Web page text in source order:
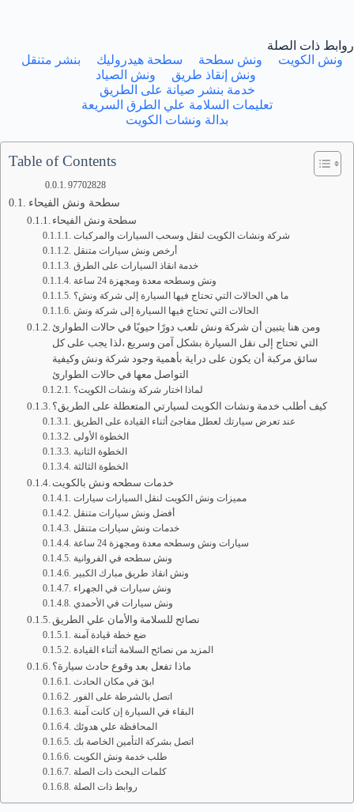
روابط ذات الصلة
ونش الكويت
ونش سطحة سطحة هيدروليك
بنشر متنقل
ونش إنقاذ طريق
ونش الصياد
خدمة بنشر صيانة على الطريق
تعليمات السلامة علي الطرق السريعة
بدالة ونشات الكويت
Table of Contents
97702828
سطحة ونش الفيحاء
سطحة ونش الفيحاء
شركة ونشات الكويت لنقل وسحب السيارات والمركبات
أرخص ونش سيارات متنقل
خدمة انقاذ السيارات على الطرق
ونش وسطحه معدة ومجهزة 24 ساعة
ما هي الحالات التي تحتاج فيها السيارة إلى شركة ونش؟
الحالات التي تحتاج فيها السيارة إلى شركة ونش
ومن هنا يتبين أن شركة ونش تلعب دورًا حيويًا في حالات الطوارئ
التي تحتاج إلى نقل السيارة بشكل آمن وسريع ،لذا يجب على كل
سائق مركبة أن يكون على دراية بأهمية وجود شركة ونش وكيفية
التواصل معها في حالات الطوارئ
لماذا اختار شركة ونشات الكويت؟
كيف أطلب خدمة ونشات الكويت لسيارتي المتعطلة على الطريق؟
عند تعرض سيارتك لعطل مفاجئ أثناء القيادة على الطريق
الخطوة الأولى
الخطوة الثانية
الخطوة الثالثة
خدمات سطحه ونش بالكويت
مميزات ونش الكويت لنقل السيارات سيارات
أفضل ونش سيارات متنقل
خدمات ونش سيارات متنقل
سيارات ونش وسطحه معدة ومجهزة 24 ساعة
ونش سطحه في الفروانية
ونش انقاذ طريق مبارك الكبير
ونش سيارات في الجهراء
ونش سيارات في الأحمدي
نصائح للسلامة والأمان علي الطريق
ضع خطة قيادة آمنة
المزيد من نصائح السلامة أثناء القيادة
ماذا تفعل بعد وقوع حادث سيارة؟
ابقَ في مكان الحادث
اتصل بالشرطة على الفور
البقاء في السيارة إن كانت آمنة
المحافظة علي هدوئك
اتصل بشركة التأمين الخاصة بك
طلب خدمة ونش الكويت
كلمات البحث ذات الصلة
روابط ذات الصلة